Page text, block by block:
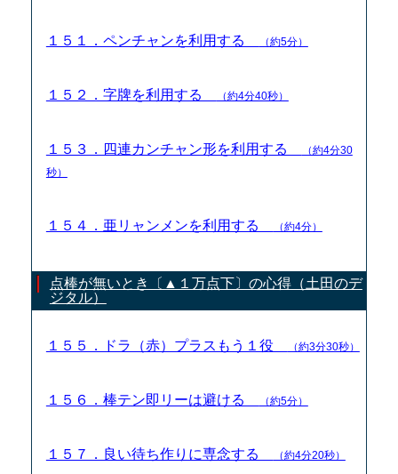
１５１．ペンチャンを利用する （約5分）
１５２．字牌を利用する （約4分40秒）
１５３．四連カンチャン形を利用する
（約4分30
秒）
１５４．亜リャンメンを利用する （約4分）
点棒が無いとき〔▲１万点下〕の心得（土田のデ
ジタル）
１５５．ドラ（赤）プラスもう１役 （約3分30秒）
１５６．棒テン即リーは避ける （約5分）
１５７．良い待ち作りに専念する （約4分20秒）